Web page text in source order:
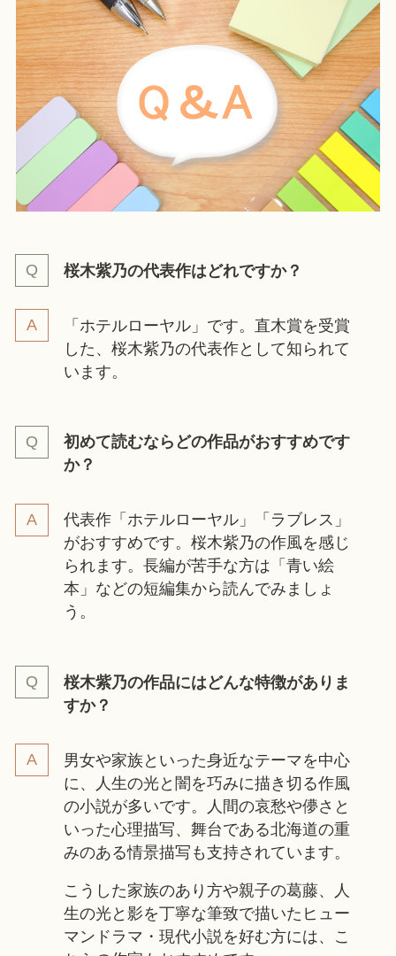
桜木紫乃の代表作はどれですか？
「ホテルローヤル」です。直木賞を受賞
した、桜木紫乃の代表作として知られて
います。
初めて読むならどの作品がおすすめです
か？
代表作「ホテルローヤル」「ラブレス」
がおすすめです。桜木紫乃の作風を感じ
られます。長編が苦手な方は「青い絵
本」などの短編集から読んでみましょ
う。
桜木紫乃の作品にはどんな特徴がありま
すか？
男女や家族といった身近なテーマを中心
に、人生の光と闇を巧みに描き切る作風
の小説が多いです。人間の哀愁や儚さと
いった心理描写、舞台である北海道の重
みのある情景描写も支持されています。
こうした家族のあり方や親子の葛藤、人
生の光と影を丁寧な筆致で描いたヒュー
マンドラマ・現代小説を好む方には、こ